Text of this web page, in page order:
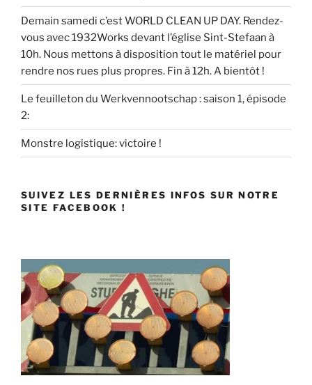
Demain samedi c’est WORLD CLEAN UP DAY. Rendez-
vous avec 1932Works devant l’église Sint-Stefaan à
10h. Nous mettons à disposition tout le matériel pour
rendre nos rues plus propres. Fin à 12h. A bientôt !
Le feuilleton du Werkvennootschap : saison 1, épisode
2:
Monstre logistique: victoire !
SUIVEZ LES DERNIÈRES INFOS SUR NOTRE
SITE FACEBOOK !